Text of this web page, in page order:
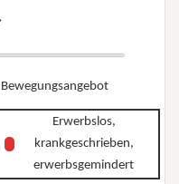
Bewegungsangebot
Erwerbslos,
krankgeschrieben,
erwerbsgemindert